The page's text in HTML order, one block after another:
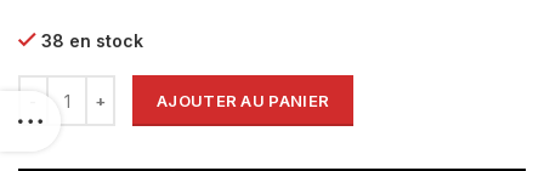
38 en stock
AJOUTER AU PANIER